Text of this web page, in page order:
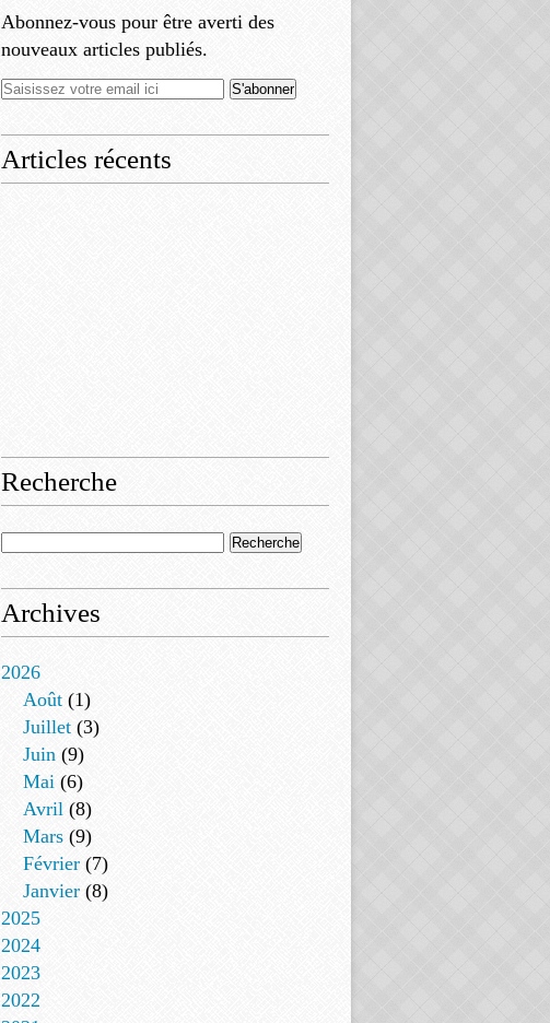
Abonnez-vous pour être averti des
nouveaux articles publiés.
Articles récents
Recherche
Archives
2026
Août (1)
Juillet (3)
Juin (9)
Mai (6)
Avril (8)
Mars (9)
Février (7)
Janvier (8)
2025
2024
2023
2022